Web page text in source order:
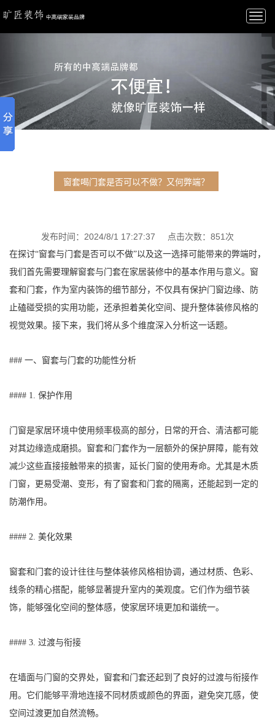
窗套喝门套是否可以不做？又何弊端？
发布时间：2024/8/1 17:27:37 点击次数：851次
在探讨“窗套与门套是否可以不做”以及这一选择可能带来的弊端时，
我们首先需要理解窗套与门套在家居装修中的基本作用与意义。窗
套和门套，作为室内装饰的细节部分，不仅具有保护门窗边缘、防
止磕碰受损的实用功能，还承担着美化空间、提升整体装修风格的
视觉效果。接下来，我们将从多个维度深入分析这一话题。
### 一、窗套与门套的功能性分析
#### 1. 保护作用
门窗是家居环境中使用频率极高的部分，日常的开合、清洁都可能
对其边缘造成磨损。窗套和门套作为一层额外的保护屏障，能有效
减少这些直接接触带来的损害，延长门窗的使用寿命。尤其是木质
门窗，更易受潮、变形，有了窗套和门套的隔离，还能起到一定的
防潮作用。
#### 2. 美化效果
窗套和门套的设计往往与整体装修风格相协调，通过材质、色彩、
线条的精心搭配，能够显著提升室内的美观度。它们作为细节装
饰，能够强化空间的整体感，使家居环境更加和谐统一。
#### 3. 过渡与衔接
在墙面与门窗的交界处，窗套和门套还起到了良好的过渡与衔接作
用。它们能够平滑地连接不同材质或颜色的界面，避免突兀感，使
空间过渡更加自然流畅。